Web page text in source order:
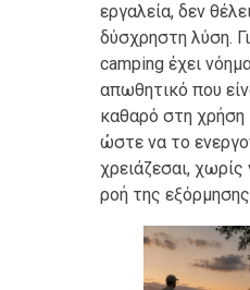
εργαλεία, δεν
δύσχρηστη λύση.
camping έχει
απωθητικό που
καθαρό στη χρήση
ώστε να το
χρειάζεσαι,
ροή της